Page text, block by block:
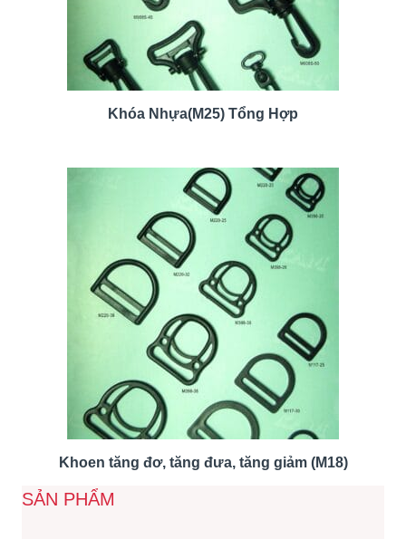
Khóa Nhựa(M25) Tổng Hợp
Khoen tăng đơ, tăng đưa, tăng giảm (M18)
SẢN PHẨM